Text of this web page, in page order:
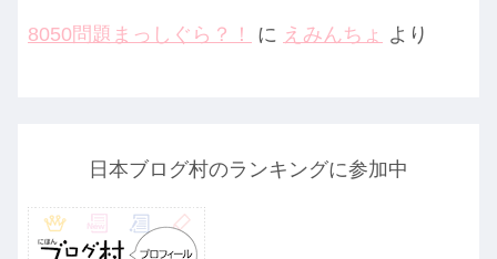
8050問題まっしぐら？！ に えみんちょ より
日本ブログ村のランキングに参加中